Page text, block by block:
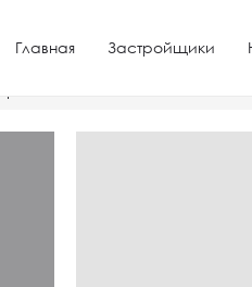
Главная Застройщики